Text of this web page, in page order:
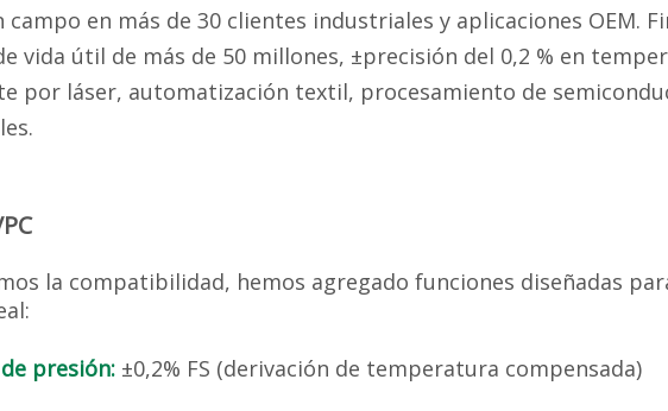
en más de 30 clientes industriales y aplicaciones OEM.
vida útil de más de 50 millones, ±precisión del 0,2 % en
por láser, automatización textil, procesamiento de
la compatibilidad, hemos agregado funciones diseñadas
presión: ±0,2% FS (derivación de temperatura compensada)